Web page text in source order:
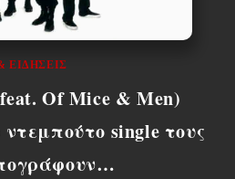
EΙΔΉΣΕΙΣ
Of Mice & Men)
single τους